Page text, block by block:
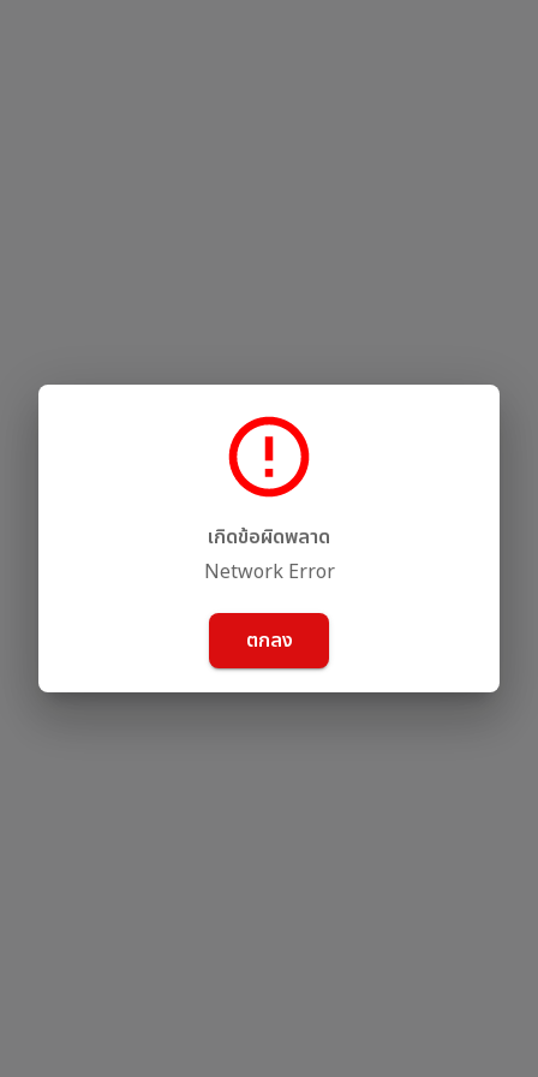
เกิดข้อผิดพลาด
Network Error
ตกลง